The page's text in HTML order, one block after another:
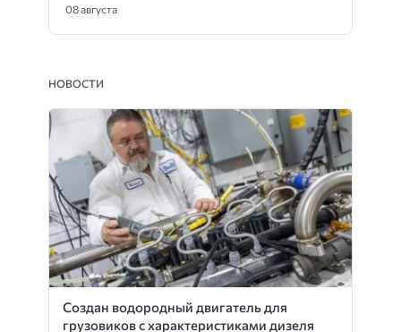
08 августа
НОВОСТИ
Создан водородный двигатель для
грузовиков с характеристиками дизеля